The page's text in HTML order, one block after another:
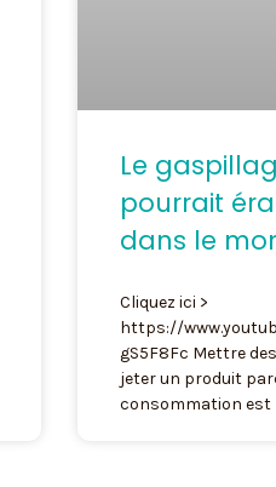
Le
pourrait
dans le
Cliquez ici >
https://
gS5F8Fc Mettre
jeter un produit
consommation est